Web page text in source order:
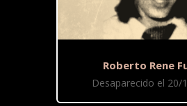
Roberto Rene
Desaparecido el 20/